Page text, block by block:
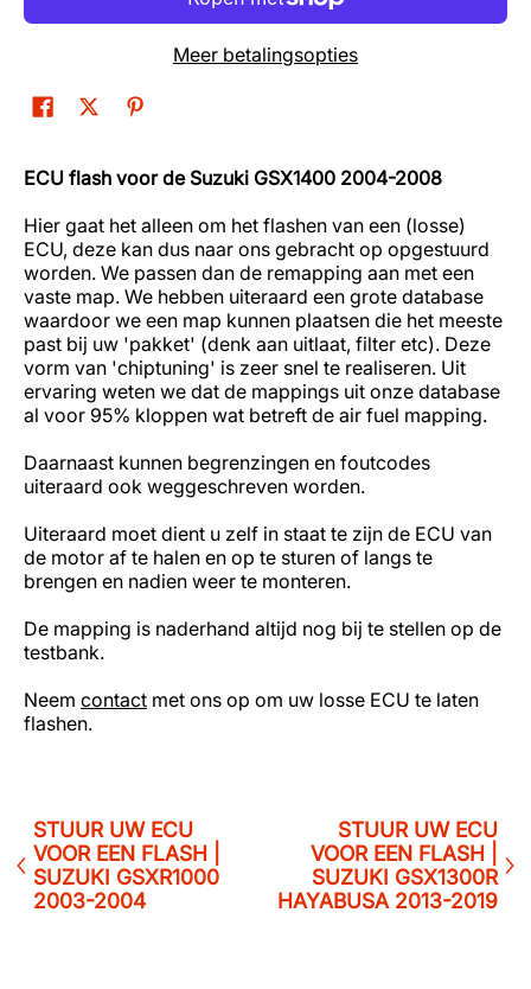
Meer betalingsopties
ECU flash voor de Suzuki GSX1400 2004-2008
Hier gaat het alleen om het flashen van een (losse)
ECU, deze kan dus naar ons gebracht op opgestuurd
worden. We passen dan de remapping aan met een
vaste map. We hebben uiteraard een grote database
waardoor we een map kunnen plaatsen die het meeste
past bij uw 'pakket' (denk aan uitlaat, filter etc). Deze
vorm van 'chiptuning' is zeer snel te realiseren. Uit
ervaring weten we dat de mappings uit onze database
al voor 95% kloppen wat betreft de air fuel mapping.
Daarnaast kunnen begrenzingen en foutcodes
uiteraard ook weggeschreven worden.
Uiteraard moet dient u zelf in staat te zijn de ECU van
de motor af te halen en op te sturen of langs te
brengen en nadien weer te monteren.
De mapping is naderhand altijd nog bij te stellen op de
testbank.
Neem contact met ons op om uw losse ECU te laten
flashen.
STUUR UW ECU
VOOR EEN FLASH |
SUZUKI GSXR1000
2003-2004
STUUR UW ECU
VOOR EEN FLASH |
SUZUKI GSX1300R
HAYABUSA 2013-2019